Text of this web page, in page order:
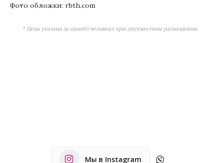
Фото обложки: rbth.com
* Цена указана за одного человека при двухместном размещении.
Мы в Instagram